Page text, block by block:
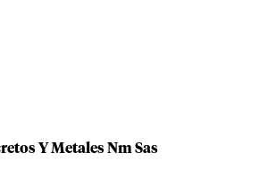
Y Metales Nm Sas